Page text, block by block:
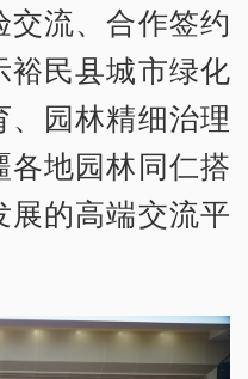
流、合作签约
民县城市绿化
园林精细治理
地园林同仁搭
的高端交流平